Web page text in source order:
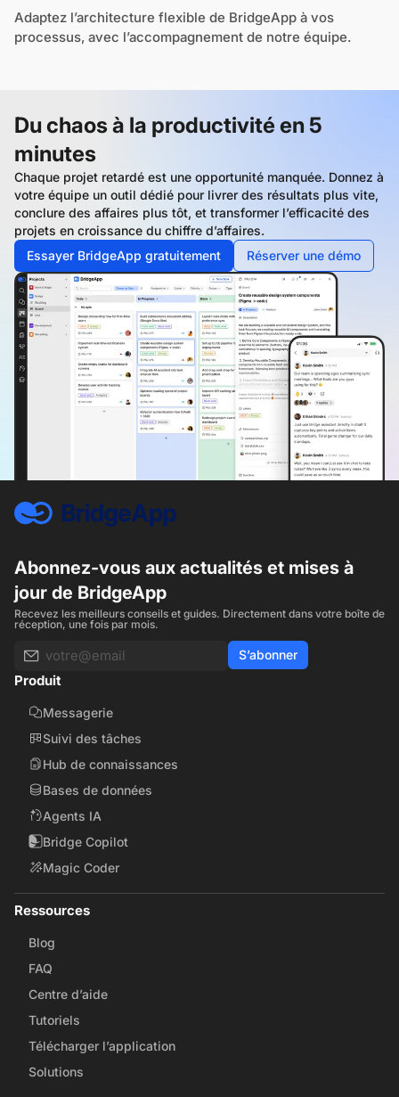
Adaptez l’architecture flexible de BridgeApp à vos
processus, avec l’accompagnement de notre équipe.
Du chaos à la productivité en 5
minutes
Chaque projet retardé est une opportunité manquée. Donnez à
votre équipe un outil dédié pour livrer des résultats plus vite,
conclure des affaires plus tôt, et transformer l’efficacité des
projets en croissance du chiffre d’affaires.
Essayer BridgeApp gratuitement
Réserver une démo
Abonnez-vous aux actualités et mises à
jour de BridgeApp
Recevez les meilleurs conseils et guides. Directement dans votre boîte de
réception, une fois par mois.
S’abonner
Produit
Messagerie
Suivi des tâches
Hub de connaissances
Bases de données
Agents IA
Bridge Copilot
Magic Coder
Ressources
Blog
FAQ
Centre d’aide
Tutoriels
Télécharger l’application
Solutions